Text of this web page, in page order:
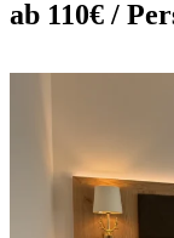
ab 110€ /